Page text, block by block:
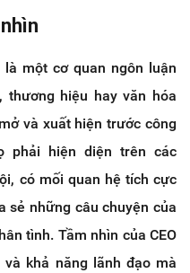
một cơ quan ngôn luận
thương hiệu hay văn hóa
và xuất hiện trước công
phải hiện diện trên các
có mối quan hệ tích cực
sẻ những câu chuyện của
tình. Tầm nhìn của CEO
khả năng lãnh đạo mà